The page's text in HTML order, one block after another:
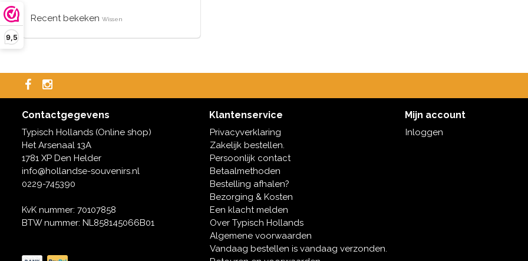
9,5
Recent bekeken Wissen
Contactgegevens
Typisch Hollands (Online shop)
Het Arsenaal 13A
1781 XP Den Helder
info@hollandse-souvenirs.nl
0229-745390
KvK nummer: 70107858
BTW nummer: NL858145066B01
Klantenservice
Privacyverklaring
Zakelijk bestellen.
Persoonlijk contact
Betaalmethoden
Bestelling afhalen?
Bezorging & Kosten
Een klacht melden
Over Typisch Hollands
Algemene voorwaarden
Vandaag bestellen is vandaag verzonden.
Mijn account
Inloggen